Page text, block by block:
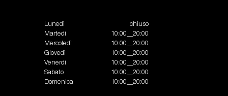
Lunedì
chiuso
Martedì
10:00__20:00
Mercoledì
10:00__20:00
Giovedì
10:00__20:00
Venerdì
10:00__20:00
Sabato
10:00__20:00
Domenica
10:00__20:00